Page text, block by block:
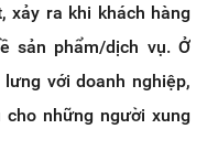
xảy ra khi khách hàng
sản phẩm/dịch vụ. Ở
với doanh nghiệp,
những người xung